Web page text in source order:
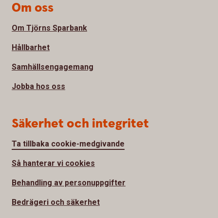
Om oss
Om Tjörns Sparbank
Hållbarhet
Samhällsengagemang
Jobba hos oss
Säkerhet och integritet
Ta tillbaka cookie-medgivande
Så hanterar vi cookies
Behandling av personuppgifter
Bedrägeri och säkerhet